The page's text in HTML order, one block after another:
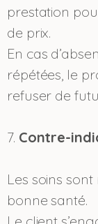
prestation
de prix.
En cas
répétées, le
refuser de
7. Contre-
Les soins
bonne santé.